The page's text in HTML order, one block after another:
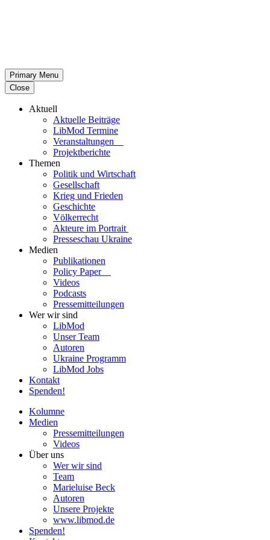
Primary Menu
Close
Aktuell
Aktu­elle Beiträge
LibMod Termine
Ver­an­stal­tun­gen
Pro­jekt­be­richte
Themen
Politik und Wirtschaft
Gesell­schaft
Krieg und Frieden
Geschichte
Völ­ker­recht
Akteure im Portrait
Pres­se­schau Ukraine
Medien
Publi­ka­tio­nen
Policy Paper
Videos
Pod­casts
Pres­se­mit­tei­lun­gen
Wer wir sind
LibMod
Unser Team
Autoren
Ukraine Pro­gramm
LibMod Jobs
Kontakt
Spenden!
Kolumne
Medien
Pres­se­mit­tei­lun­gen
Videos
Über uns
Wer wir sind
Team
Marie­luise Beck
Autoren
Unsere Pro­jekte
www.libmod.de
Spenden!